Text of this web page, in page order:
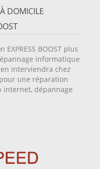
DOMICILE
BOOST plus
informatique
interviendra chez
une réparation
internet, dépannage